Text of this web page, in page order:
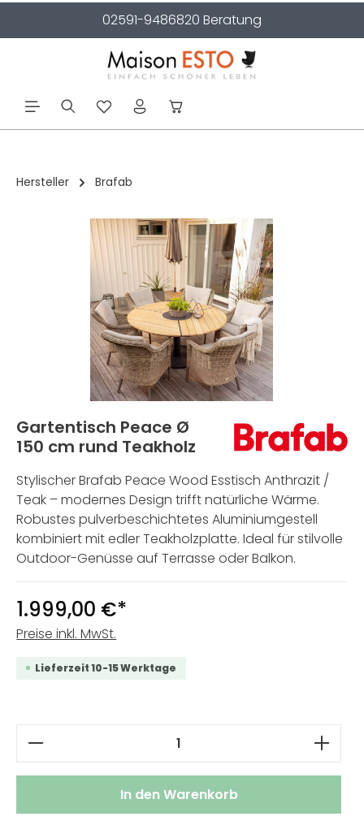
02591-9486820 Beratung
Hersteller Brafab
Bildergalerie überspringen
Gartentisch Peace Ø
150 cm rund Teakholz
Stylischer Brafab Peace Wood Esstisch Anthrazit /
Teak – modernes Design trifft natürliche Wärme.
Robustes pulverbeschichtetes Aluminiumgestell
kombiniert mit edler Teakholzplatte. Ideal für stilvolle
Outdoor-Genüsse auf Terrasse oder Balkon.
1.999,00 €*
Preise inkl. MwSt.
Lieferzeit 10-15 Werktage
Produkt Anzahl: Gib den
In den Warenkorb